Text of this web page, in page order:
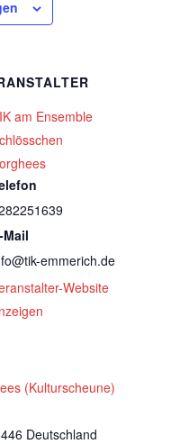
(Kulturscheune)
Deutschland
am Ensemble
Mail
emmerich.de
Website